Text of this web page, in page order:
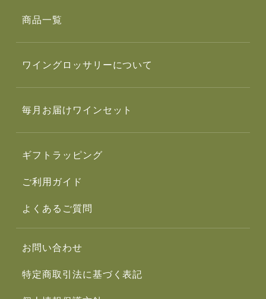
商品一覧
ワイングロッサリーについて
毎月お届けワインセット
ギフトラッピング
ご利用ガイド
よくあるご質問
お問い合わせ
特定商取引法に基づく表記